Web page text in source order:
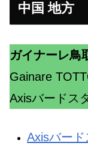
中国 地方
ガイナーレ鳥
Gainare
Axisバードス
Axisバー